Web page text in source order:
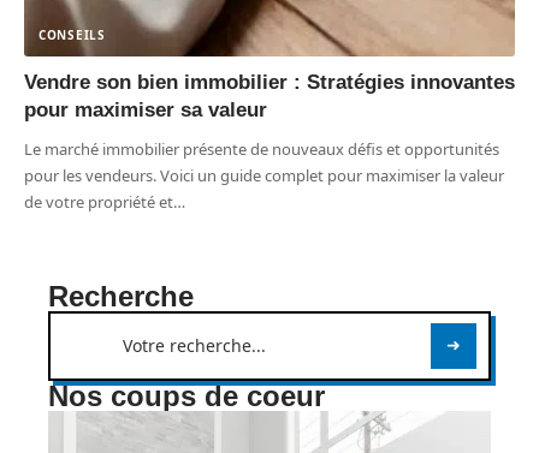
CONSEILS
Vendre son bien immobilier : Stratégies innovantes
pour maximiser sa valeur
Le marché immobilier présente de nouveaux défis et opportunités
pour les vendeurs. Voici un guide complet pour maximiser la valeur
de votre propriété et…
Recherche
Nos coups de coeur